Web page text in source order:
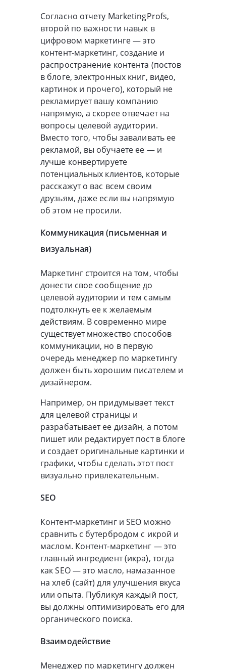
Согласно отчету MarketingProfs,
второй по важности навык в
цифровом маркетинге — это
контент-маркетинг, создание и
распространение контента (постов
в блоге, электронных книг, видео,
картинок и прочего), который не
рекламирует вашу компанию
напрямую, а скорее отвечает на
вопросы целевой аудитории.
Вместо того, чтобы заваливать ее
рекламой, вы обучаете ее — и
лучше конвертируете
потенциальных клиентов, которые
расскажут о вас всем своим
друзьям, даже если вы напрямую
об этом не просили.
Коммуникация (письменная и
визуальная)
Маркетинг строится на том, чтобы
донести свое сообщение до
целевой аудитории и тем самым
подтолкнуть ее к желаемым
действиям. В современно мире
существует множество способов
коммуникации, но в первую
очередь менеджер по маркетингу
должен быть хорошим писателем и
дизайнером.
Например, он придумывает текст
для целевой страницы и
разрабатывает ее дизайн, а потом
пишет или редактирует пост в блоге
и создает оригинальные картинки и
графики, чтобы сделать этот пост
визуально привлекательным.
SEO
Контент-маркетинг и SEO можно
сравнить с бутербродом с икрой и
маслом. Контент-маркетинг — это
главный ингредиент (икра), тогда
как SEO — это масло, намазанное
на хлеб (сайт) для улучшения вкуса
или опыта. Публикуя каждый пост,
вы должны оптимизировать его для
органического поиска.
Взаимодействие
Менеджер по маркетингу должен